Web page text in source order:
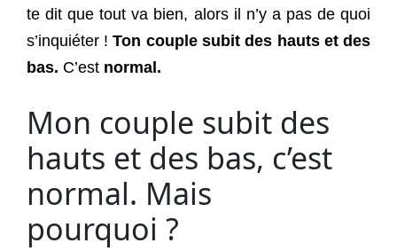
te dit que tout va bien, alors il n’y a pas de quoi
s’inquiéter !Ton couple subit des hauts et des
bas. C’est normal.
Mon couple subit des
hauts et des bas, c’est
normal. Mais
pourquoi ?